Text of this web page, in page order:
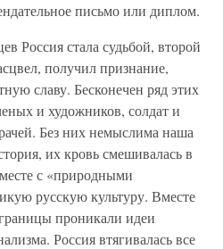
письмо или диплом.
Россия стала судьбой, второй
получил признание,
славу. Бесконечен ряд этих
и художников, солдат и
Без них немыслима наша
их кровь смешивалась в
с «природными
русскую культуру. Вместе
проникали идеи
Россия втягивалась все